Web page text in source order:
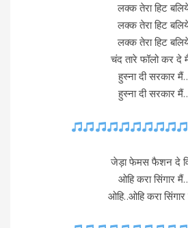
लक्क तेरा हिट
लक्क तेरा हिट
लक्क तेरा हिट
चंद तारे फॉलो कर दे
हुस्ना दी सरकार मैं..
हुस्ना दी सरकार मैं..
जेड़ा फेमस फैशन दे
ओहि करा सिंगार मैं..
ओहि..ओहि करा सिंगार